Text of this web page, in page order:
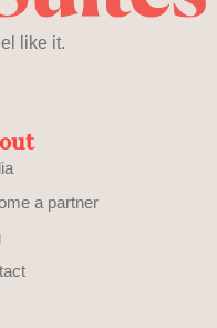
like it.
a partner